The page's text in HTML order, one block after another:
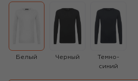
Белый Черный
Темно-
синий